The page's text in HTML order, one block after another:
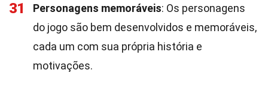
31 Personagens memoráveis: Os personagens
do jogo são bem desenvolvidos e memoráveis,
cada um com sua própria história e
motivações.